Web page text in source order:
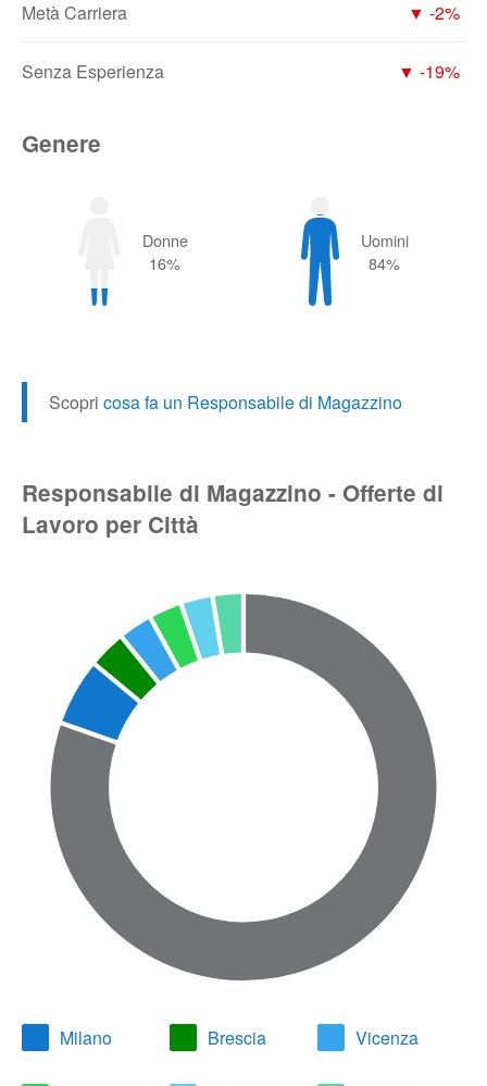
Metà Carriera ▼ -2%
Senza Esperienza ▼ -19%
Genere
Donne
16%
Uomini
84%
Scopri cosa fa un Responsabile di Magazzino
Responsabile di Magazzino - Offerte di
Lavoro per Città
Milano Brescia Vicenza